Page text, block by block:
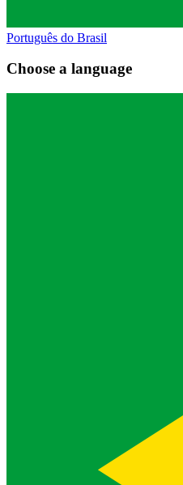
Português do Brasil
Choose a language